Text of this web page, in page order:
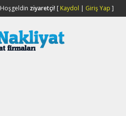
Hoşgeldin ziyaretçi![ Kaydol | Giriş Yap ]